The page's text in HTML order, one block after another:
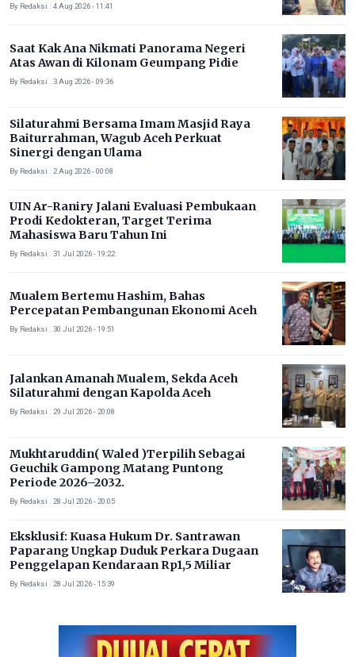
By Redaksi . 4 Aug 2026 - 11:41
Saat Kak Ana Nikmati Panorama Negeri
Atas Awan di Kilonam Geumpang Pidie
By Redaksi . 3 Aug 2026 - 09:36
Silaturahmi Bersama Imam Masjid Raya
Baiturrahman, Wagub Aceh Perkuat
Sinergi dengan Ulama
By Redaksi . 2 Aug 2026 - 00:08
UIN Ar-Raniry Jalani Evaluasi Pembukaan
Prodi Kedokteran, Target Terima
Mahasiswa Baru Tahun Ini
By Redaksi . 31 Jul 2026 - 19:22
Mualem Bertemu Hashim, Bahas
Percepatan Pembangunan Ekonomi Aceh
By Redaksi . 30 Jul 2026 - 19:51
Jalankan Amanah Mualem, Sekda Aceh
Silaturahmi dengan Kapolda Aceh
By Redaksi . 29 Jul 2026 - 20:08
Mukhtaruddin( Waled )Terpilih Sebagai
Geuchik Gampong Matang Puntong
Periode 2026–2032.
By Redaksi . 28 Jul 2026 - 20:05
Eksklusif: Kuasa Hukum Dr. Santrawan
Paparang Ungkap Duduk Perkara Dugaan
Penggelapan Kendaraan Rp1,5 Miliar
By Redaksi . 28 Jul 2026 - 15:39